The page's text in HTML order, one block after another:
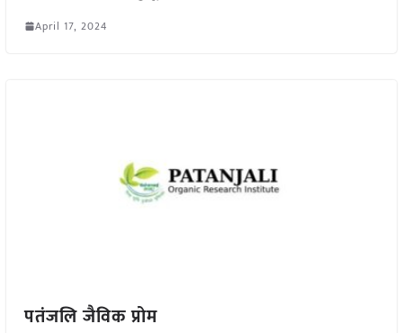
April 17, 2024
पतंजलि जैविक प्रोम